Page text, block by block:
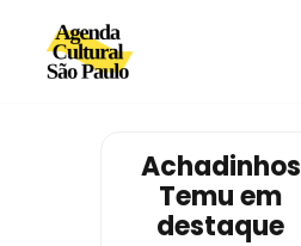
Avançar
Achadinhos
Temu em
destaque